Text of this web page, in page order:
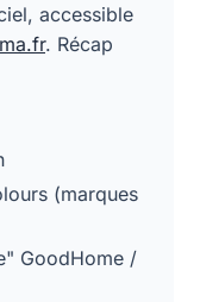
accessible
. Récap
(marques
GoodHome /